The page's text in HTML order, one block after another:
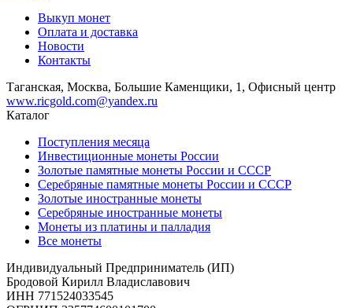
Выкуп монет
Оплата и доставка
Новости
Контакты
Таганская, Москва, Большие Каменщики, 1, Офисный центр
www.ricgold.com@yandex.ru
Каталог
Поступления месяца
Инвестиционные монеты России
Золотые памятные монеты России и СССР
Серебряные памятные монеты России и СССР
Золотые иностранные монеты
Серебряные иностранные монеты
Монеты из платины и палладия
Все монеты
Индивидуальный Предприниматель (ИП)
Бродовой Кирилл Владиславович
ИНН 771524033545